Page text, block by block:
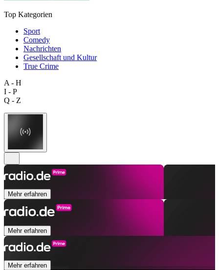
Top Kategorien
Sport
Comedy
Nachrichten
Gesellschaft und Kultur
True Crime
A - H
I - P
Q - Z
Mehr erfahren
Mehr erfahren
Mehr erfahren